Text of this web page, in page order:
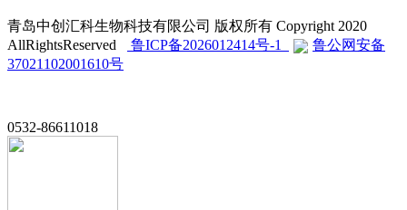
青岛中创汇科生物科技有限公司 版权所有 Copyright 2020
AllRightsReserved
鲁ICP备2026012414号-1
鲁公网安备
37021102001610号
0532-86611018